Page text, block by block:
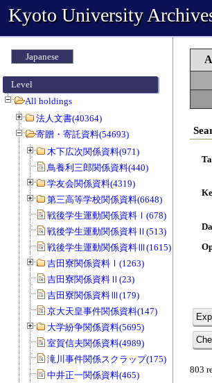
Kyoto University
Japanese
Level
All holdings
法人文書(40364)
寄贈・寄託資料(54693)
木下広次関係資料(971)
鳥養利三郎関係資料(440)
学友会関係資料(4319)
第三高等学校関係資料(6648)
戦後学生運動関係資料Ⅰ(678)
戦後学生運動関係資料Ⅱ(513)
戦後学生運動関係資料Ⅲ(1615)
吉田寮関係資料Ⅰ(1263)
吉田寮関係資料Ⅱ(23)
吉田寮関係資料Ⅲ(179)
京大天皇事件関係資料(147)
大学紛争関係資料(5695)
室賀信夫関係資料(4989)
滝川事件関係スクラップ(175)
中井正一関係資料(465)
803